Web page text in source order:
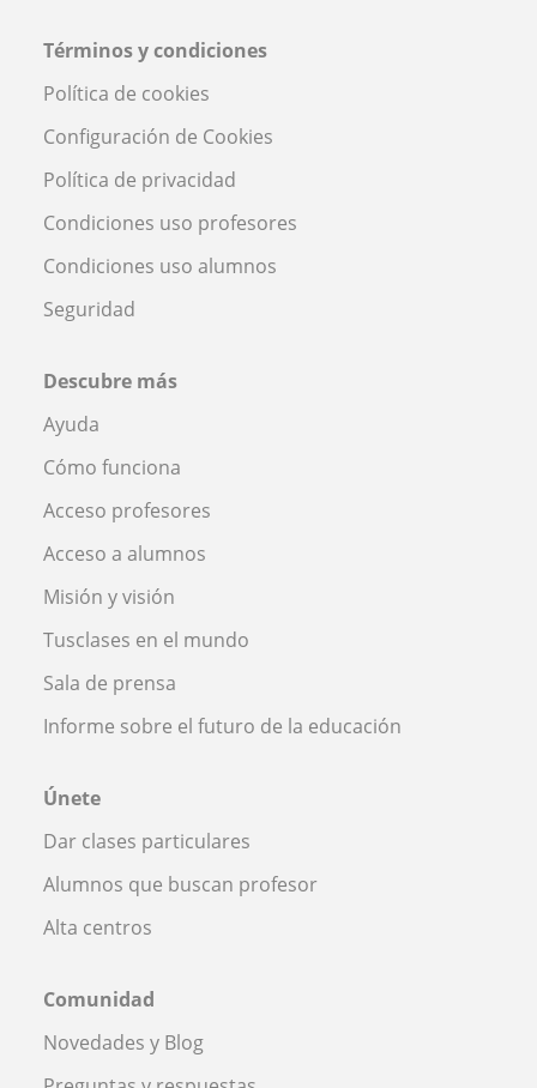
Términos y condiciones
Política de cookies
Configuración de Cookies
Política de privacidad
Condiciones uso profesores
Condiciones uso alumnos
Seguridad
Descubre más
Ayuda
Cómo funciona
Acceso profesores
Acceso a alumnos
Misión y visión
Tusclases en el mundo
Sala de prensa
Informe sobre el futuro de la educación
Únete
Dar clases particulares
Alumnos que buscan profesor
Alta centros
Comunidad
Novedades y Blog